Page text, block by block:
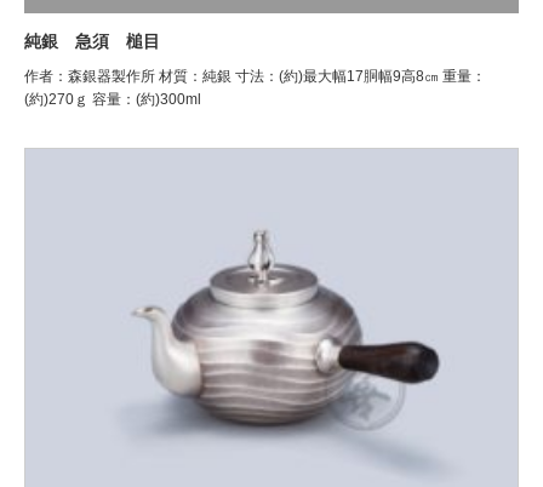
純銀 急須 槌目
作者：森銀器製作所 材質：純銀 寸法：(約)最大幅17胴幅9高8㎝ 重量：
(約)270ｇ 容量：(約)300ml